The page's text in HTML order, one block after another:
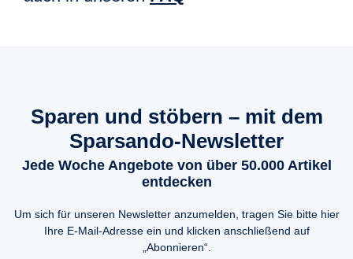
Sparen und stöbern – mit dem
Sparsando-Newsletter
Jede Woche Angebote von über 50.000 Artikel
entdecken
Um sich für unseren Newsletter anzumelden, tragen Sie bitte hier
Ihre E-Mail-Adresse ein und klicken anschließend auf
„Abonnieren“.